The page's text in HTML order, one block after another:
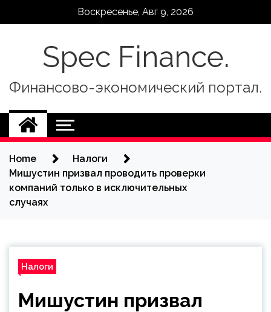
Воскресенье, Авг 9, 2026
Spec Finance.
Финансово-экономический портал.
Home
Налоги
Мишустин призвал проводить проверки
компаний только в исключительных
случаях
Налоги
Мишустин призвал